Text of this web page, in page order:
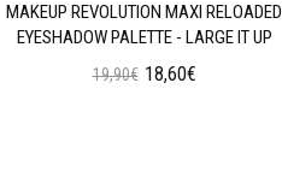
MAKEUP REVOLUTION MAXI RELOADED
EYESHADOW PALETTE - LARGE IT UP
19,90€ 18,60€